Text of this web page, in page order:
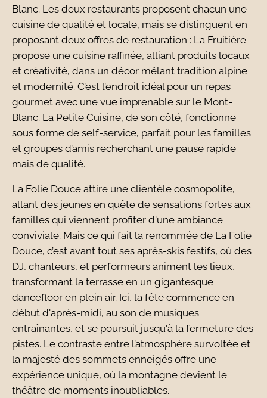
Blanc. Les deux restaurants proposent chacun une
cuisine de qualité et locale, mais se distinguent en
proposant deux offres de restauration : La Fruitière
propose une cuisine raffinée, alliant produits locaux
et créativité, dans un décor mêlant tradition alpine
et modernité. C’est l’endroit idéal pour un repas
gourmet avec une vue imprenable sur le Mont-
Blanc. La Petite Cuisine, de son côté, fonctionne
sous forme de self-service, parfait pour les familles
et groupes d’amis recherchant une pause rapide
mais de qualité.
La Folie Douce attire une clientèle cosmopolite,
allant des jeunes en quête de sensations fortes aux
familles qui viennent profiter d'une ambiance
conviviale. Mais ce qui fait la renommée de La Folie
Douce, c’est avant tout ses après-skis festifs, où des
DJ, chanteurs, et performeurs animent les lieux,
transformant la terrasse en un gigantesque
dancefloor en plein air. Ici, la fête commence en
début d'après-midi, au son de musiques
entraînantes, et se poursuit jusqu'à la fermeture des
pistes. Le contraste entre l’atmosphère survoltée et
la majesté des sommets enneigés offre une
expérience unique, où la montagne devient le
théâtre de moments inoubliables.